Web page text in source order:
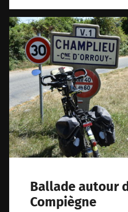
Ballade autour
Compiègne